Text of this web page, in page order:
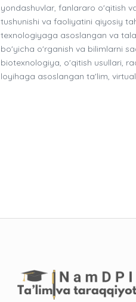
yondashuvlar, fanlararo o'qitish
tushunishi va faoliyatini qiyosiy
texnologiyaga asoslangan va
bo'yicha o'rganish va bilimlarni
biotexnologiya, o'qitish usullari,
loyihaga asoslangan ta'lim,